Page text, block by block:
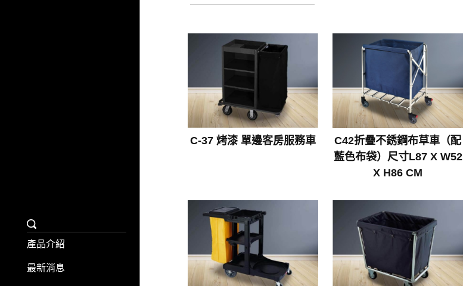
產品介紹
最新消息
C-37 烤漆 單邊客房服務車
C42折疊不銹鋼布草車（配
藍色布袋）尺寸L87 X W52
X H86 CM